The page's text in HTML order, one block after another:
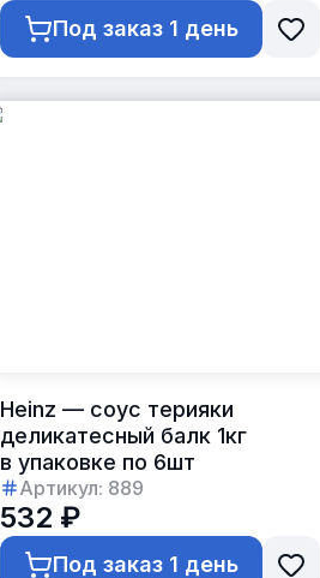
Под заказ 1 день
Heinz — соус терияки
деликатесный балк 1кг
в упаковке по 6шт
Артикул: 889
532 ₽
Под заказ 1 день